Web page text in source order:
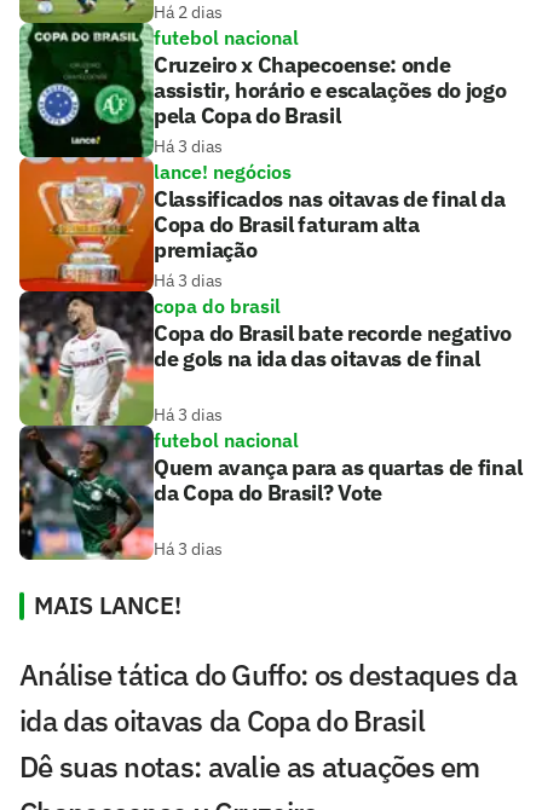
Há 2 dias
futebol nacional
Cruzeiro x Chapecoense: onde
assistir, horário e escalações do jogo
pela Copa do Brasil
Há 3 dias
lance! negócios
Classificados nas oitavas de final da
Copa do Brasil faturam alta
premiação
Há 3 dias
copa do brasil
Copa do Brasil bate recorde negativo
de gols na ida das oitavas de final
Há 3 dias
futebol nacional
Quem avança para as quartas de final
da Copa do Brasil? Vote
Há 3 dias
MAIS LANCE!
Análise tática do Guffo: os destaques da
ida das oitavas da Copa do Brasil
Dê suas notas: avalie as atuações em